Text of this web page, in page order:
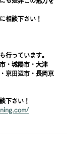
相談下さい！
行っています。
・城陽市・大津
京田辺市・長岡京
下さい！